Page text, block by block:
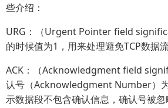
些介绍：
URG：（Urgent Pointer field
的时候值为1，用来处理避免TCP数据流
ACK：（Acknowledgment field
认号（Acknowledgment Number）
示数据段不包含确认信息，确认号被忽